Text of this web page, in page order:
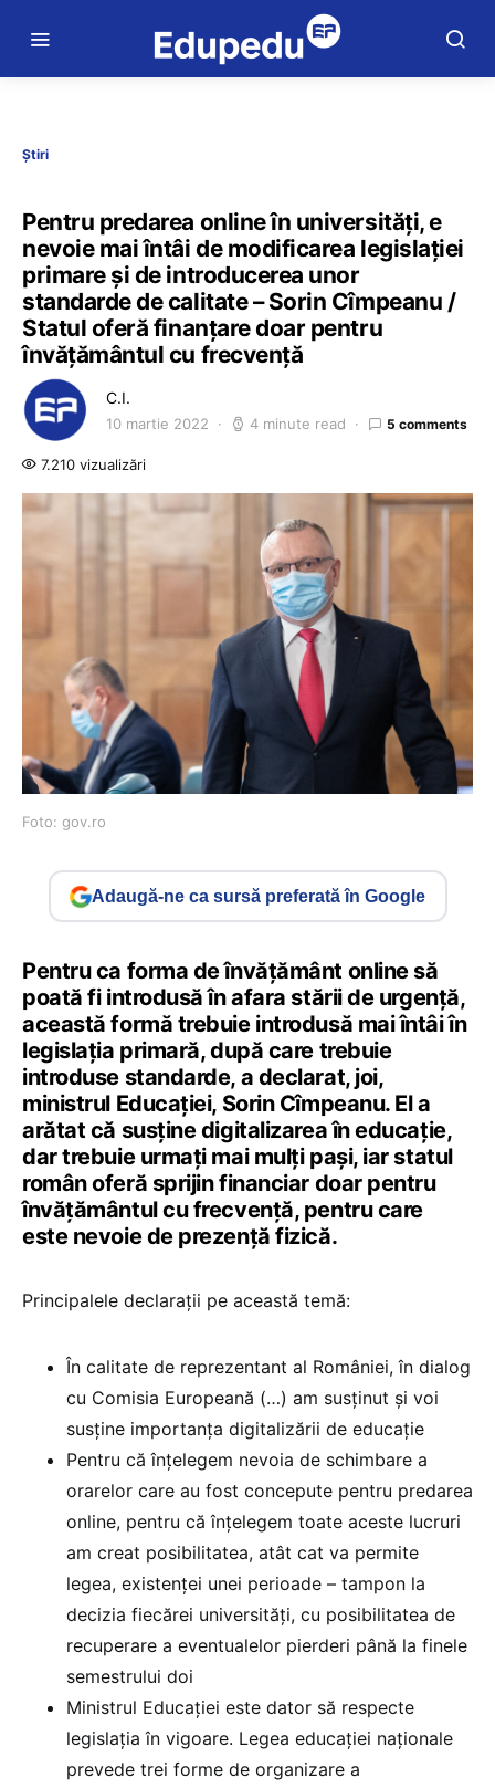
Știri
Pentru predarea online în universități, e
nevoie mai întâi de modificarea legislației
primare și de introducerea unor
standarde de calitate – Sorin Cîmpeanu /
Statul oferă finanțare doar pentru
învățământul cu frecvență
C.I.
10 martie 2022 4 minute read 5 comments
7.210 vizualizări
Foto: gov.ro
Adaugă-ne ca sursă preferată în Google
Pentru ca forma de învățământ online să
poată fi introdusă în afara stării de urgență,
această formă trebuie introdusă mai întâi în
legislația primară, după care trebuie
introduse standarde, a declarat, joi,
ministrul Educației, Sorin Cîmpeanu. El a
arătat că susține digitalizarea în educație,
dar trebuie urmați mai mulți pași, iar statul
român oferă sprijin financiar doar pentru
învățământul cu frecvență, pentru care
este nevoie de prezență fizică.
Principalele declarații pe această temă:
În calitate de reprezentant al României, în dialog
cu Comisia Europeană (…) am susținut și voi
susține importanța digitalizării de educație
Pentru că înțelegem nevoia de schimbare a
orarelor care au fost concepute pentru predarea
online, pentru că înțelegem toate aceste lucruri
am creat posibilitatea, atât cat va permite
legea, existenței unei perioade – tampon la
decizia fiecărei universități, cu posibilitatea de
recuperare a eventualelor pierderi până la finele
semestrului doi
Ministrul Educației este dator să respecte
legislația în vigoare. Legea educației naționale
prevede trei forme de organizare a